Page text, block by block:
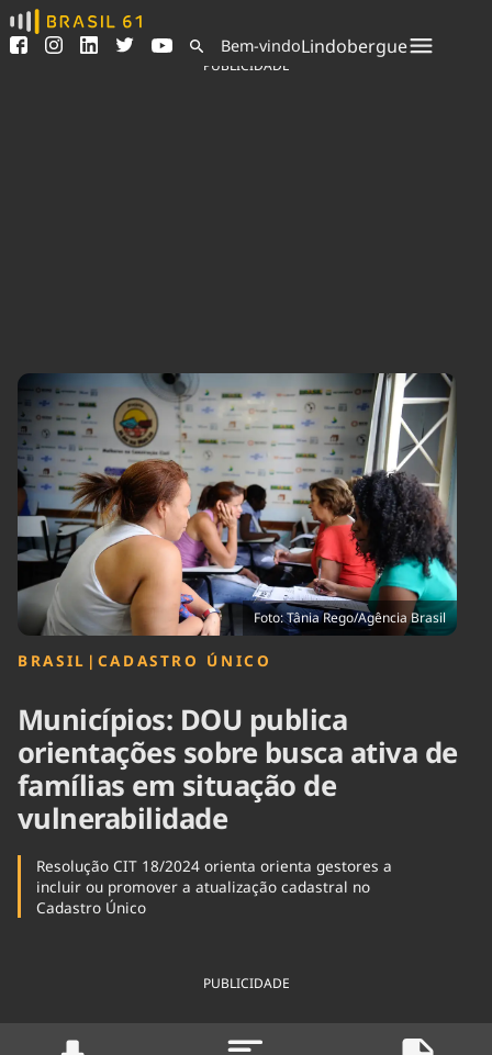
Ver todas as notícias
Podcasts
Indicadores
Agronegócios
Brasil
Brasil Mineral
Ciência &
Tecnologia
Cinema
Comportamento
Cultura
Economia
Educação
Infraestrutura
Internacional
Meio Ambiente
Podcast
Política
Saúde
Tempo
Bem-vindoLindobergue
PUBLICIDADE
Foto: Tânia Rego/Agência Brasil
BRASIL | CADASTRO ÚNICO
Municípios: DOU publica
orientações sobre busca ativa de
famílias em situação de
vulnerabilidade
Resolução CIT 18/2024 orienta orienta gestores a
incluir ou promover a atualização cadastral no
Cadastro Único
PUBLICIDADE